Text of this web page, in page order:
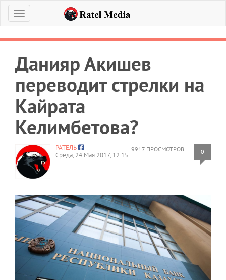
Меню
Данияр Акишев
переводит стрелки на
Кайрата
Келимбетова?
9917 ПРОСМОТРОВ 0
РАТЕЛЬ
Среда, 24 Мая 2017, 12:15